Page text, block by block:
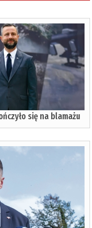
się na blamażu